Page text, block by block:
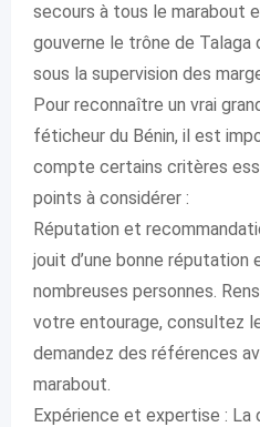
secours à tous le marabout
gouverne le trône de Talaga
sous la supervision des
Pour reconnaître un vrai
féticheur du Bénin, il est
compte certains critères
points à considérer :
Réputation et
jouit d’une bonne
nombreuses personnes.
votre entourage, consultez
demandez des références
marabout.
Expérience et expertise : La